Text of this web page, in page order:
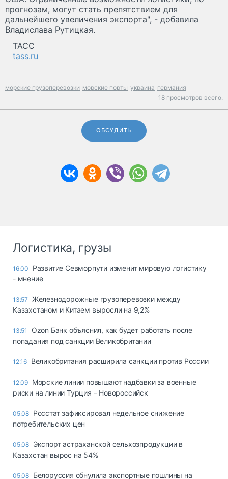
прогнозам, могут стать препятствием для
дальнейшего увеличения экспорта", - добавила
Владислава Рутицкая.
ТАСС
tass.ru
морские грузоперевозки морские порты украина германия
18 просмотров всего.
ОБСУДИТЬ
Логистика, грузы
16:00
Развитие Севморпути изменит мировую логистику
- мнение
13:57
Железнодорожные грузоперевозки между
Казахстаном и Китаем выросли на 9,2%
13:51
Ozon Банк объяснил, как будет работать после
попадания под санкции Великобритании
12:16 Великобритания расширила санкции против России
12:09 Морские линии повышают надбавки за военные
риски на линии Турция – Новороссийск
05.08 Росстат зафиксировал недельное снижение
потребительских цен
05.08 Экспорт астраханской сельхозпродукции в
Казахстан вырос на 54%
05.08 Белоруссия обнулила экспортные пошлины на